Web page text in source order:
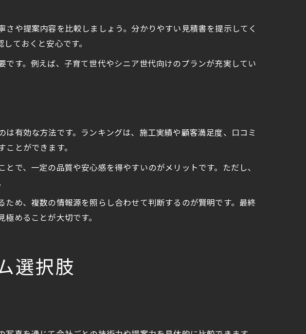
や提案内容を比較しましょう。分かりやすい見積書を提示してく
ておくと安心です。
す。例えば、子育て世代やシニア世代向けのプランが充実してい
有効な方法です。ランキングは、施工実績や顧客満足度、口コミ
とができます。
で、一定の品質や安心感を得やすいのがメリットです。ただし、
め、複数の情報源を照らし合わせて判断するのが賢明です。最終
めることが大切です。
選択肢